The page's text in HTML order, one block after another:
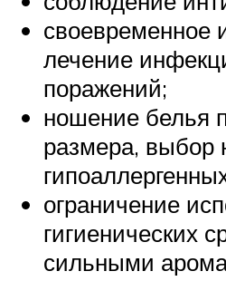
своевременное
лечение
поражений;
ношение белья
размера, выбор
ограничение
гигиенических
сильными